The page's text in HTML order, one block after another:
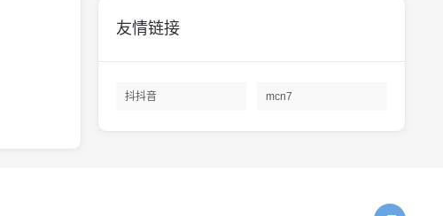
友情链接
抖抖音 mcn7